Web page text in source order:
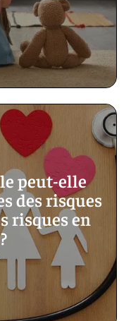
peut-elle
des risques
risques en